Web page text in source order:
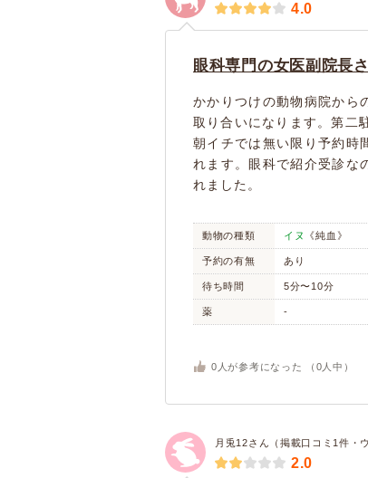
4.0
眼科専門の女医副院長
かかりつけの動物病院から
取り合いになります。第二
朝イチでは無い限り予約時
れます。眼科で紹介受診な
れました。
動物の種類 イヌ 《純血》
予約の有無 あり
待ち時間 5分〜10分
薬 -
0 人が参考になった （ 0 人中）
月兎12さん（掲載口コミ1件・
2.0